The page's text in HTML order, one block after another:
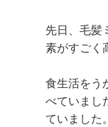
先日、毛髪
素がすごく
食生活をう
べていまし
ていました。